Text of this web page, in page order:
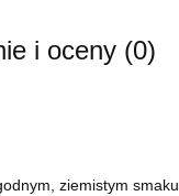
i oceny (0)
ziemistym